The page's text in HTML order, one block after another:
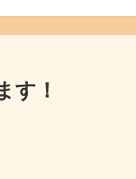
す！